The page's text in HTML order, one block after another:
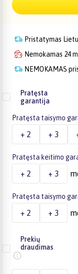
Pristatymas
Nemokamas 24
NEMOKAMAS
Pratęsta
garantija
Pratęsta taisymo
+ 2 + 3
Pratęsta keitimo
+ 2 + 3
Pratęsta taisymo
+ 2 + 3
Prekių
draudimas